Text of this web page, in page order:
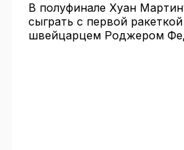
В полуфинале Хуан
сыграть с первой
швейцарцем Роджером